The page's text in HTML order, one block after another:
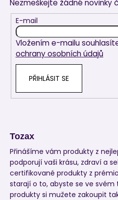
Nezmeškejte žádné novinky
E-mail
Vložením e-mailu
ochrany osobních údajů
PŘIHLÁSIT SE
Tozax
Přinášíme vám produkty z
podporují vaši krásu, zdraví a
certifikované produkty z
starají o to, abyste se ve svém
produkty si mužete zakoupit